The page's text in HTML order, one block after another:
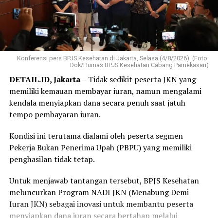
“Target kami masa tunggunya paling lama tujuh hari,
sedangkan setelah dikerjakan target penyelesaiannya
lima hari. Yang belum memenuhi target akan kami
dorong dengan penambahan petugas agar pelayanan
semakin baik,” kata Menteri Nusron.
Menteri Nusron menegaskan, transformasi layanan ini
bertujuan memberikan kepastian kepada masyarakat
dalam memperoleh pelayanan pertanahan. Evaluasi
dilakukan secara berkala sebagai dasar penyempurnaan
kualitas pelayanan di seluruh Kantor Pertanahan.
rakyat yang mengurus tanah, jangan sampai ada
ketidakpastian, pelayanan itu kata kuncinya kepuasan
pelanggan,” tutur Menteri Nusron.
Konferensi pers BPJS Kesehatan di Jakarta, Selasa (4/8/2026). (Foto:
Dok/Humas BPJS Kesehatan Cabang Pamekasan)
DETAIL.ID, Jakarta– Tidak sedikit peserta JKN yang
memiliki kemauan membayar iuran, namun mengalami
kendala menyiapkan dana secara penuh saat jatuh
tempo pembayaran iuran.
Kondisi ini terutama dialami oleh peserta segmen
Pekerja Bukan Penerima Upah (PBPU) yang memiliki
penghasilan tidak tetap.
Untuk menjawab tantangan tersebut, BPJS Kesehatan
meluncurkan Program NADI JKN (Menabung Demi
Iuran JKN) sebagai inovasi untuk membantu peserta
menyiapkan dana iuran secara bertahap melalui